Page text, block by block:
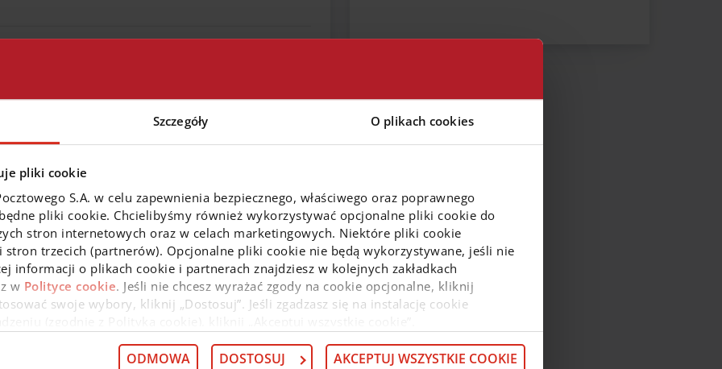
Szczegóły O plikach cookies
pliki cookie
S.A. w celu zapewnienia bezpiecznego, właściwego oraz poprawnego
pliki cookie. Chcielibyśmy również wykorzystywać opcjonalne pliki cookie do
stron internetowych oraz w celach marketingowych. Niektóre pliki cookie
stron trzecich (partnerów). Opcjonalne pliki cookie nie będą wykorzystywane, jeśli nie
informacji o plikach cookie i partnerach znajdziesz w kolejnych zakładkach
w Polityce cookie. Jeśli nie chcesz wyrażać zgody na cookie opcjonalne, kliknij
swoje wybory, kliknij „Dostosuj”. Jeśli zgadzasz się na instalację cookie
przysługujących w związku z tym uprawnieniach, znajdziesz podlinkiem.
ODMOWA DOSTOSUJ AKCEPTUJ WSZYSTKIE COOKIE
Śląskie
Świętokrzyskie